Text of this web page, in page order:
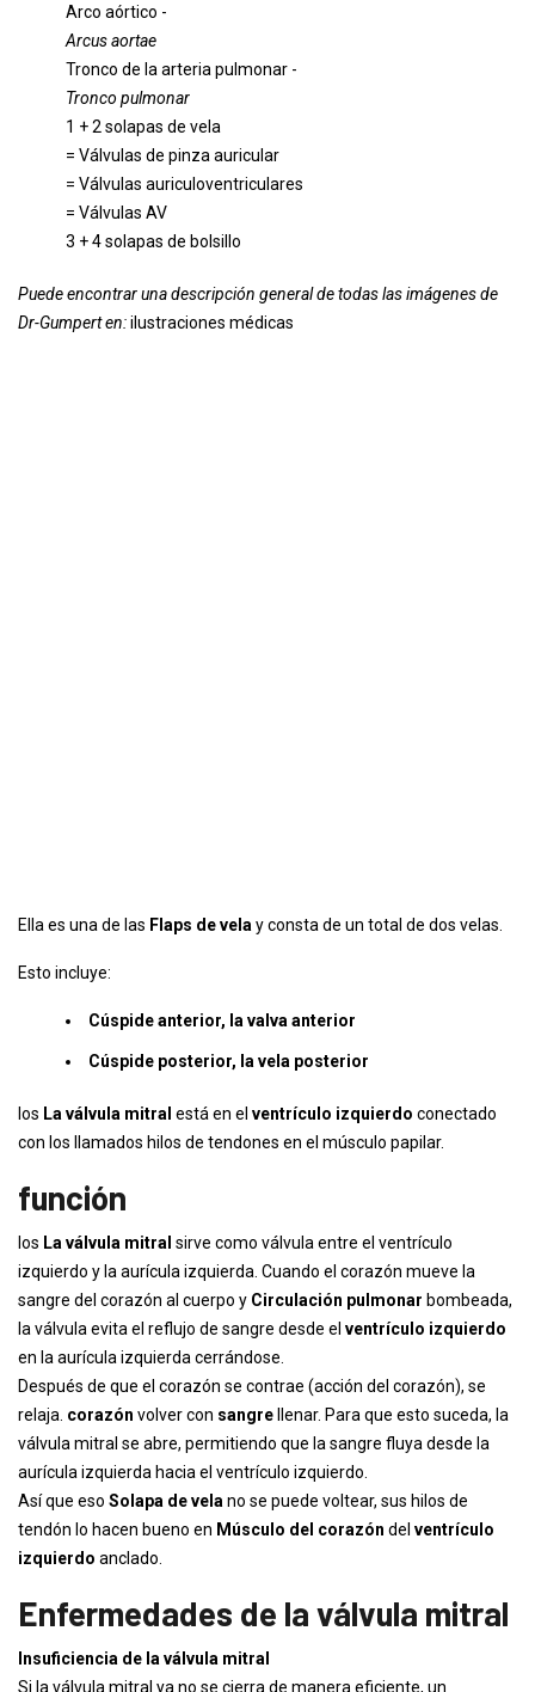
Arco aórtico -
Arcus aortae
Tronco de la arteria pulmonar -
Tronco pulmonar
1 + 2 solapas de vela
= Válvulas de pinza auricular
= Válvulas auriculoventriculares
= Válvulas AV
3 + 4 solapas de bolsillo
Puede encontrar una descripción general de todas las imágenes de
Dr-Gumpert en:ilustraciones médicas
Ella es una de las Flaps de vela y consta de un total de dos velas.
Esto incluye:
Cúspide anterior, la valva anterior
Cúspide posterior, la vela posterior
los La válvula mitral está en el ventrículo izquierdo conectado
con los llamados hilos de tendones en el músculo papilar.
función
los La válvula mitral sirve como válvula entre el ventrículo
izquierdo y la aurícula izquierda. Cuando el corazón mueve la
sangre del corazón al cuerpo y Circulación pulmonar bombeada,
la válvula evita el reflujo de sangre desde el ventrículo izquierdo
en la aurícula izquierda cerrándose.
Después de que el corazón se contrae (acción del corazón), se
relaja. corazón volver con sangre llenar. Para que esto suceda, la
válvula mitral se abre, permitiendo que la sangre fluya desde la
aurícula izquierda hacia el ventrículo izquierdo.
Así que eso Solapa de vela no se puede voltear, sus hilos de
tendón lo hacen bueno en Músculo del corazón del ventrículo
izquierdo anclado.
Enfermedades de la válvula mitral
Insuficiencia de la válvula mitral
Si la válvula mitral ya no se cierra de manera eficiente, un